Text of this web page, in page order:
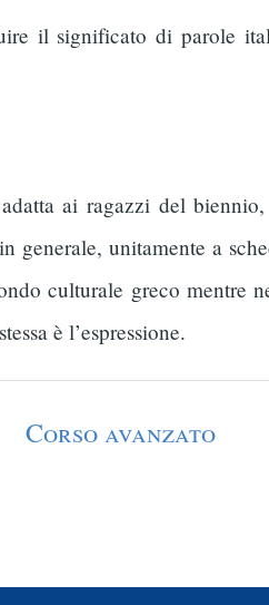
il significato di parole
ai ragazzi del
unitamente a
culturale greco mentre
è l’espressione.
Corso avanzato